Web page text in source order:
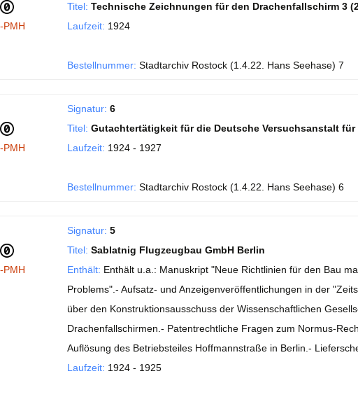
PMH
Titel: Technische Zeichnungen für den Drachenfallschirm 3
Laufzeit: 1924
Bestellnummer: Stadtarchiv Rostock (1.4.22. Hans Seehase) 7
PMH
Signatur: 6
Titel: Gutachtertätigkeit für die Deutsche Versuchsanstalt
Laufzeit: 1924 - 1927
Bestellnummer: Stadtarchiv Rostock (1.4.22. Hans Seehase) 6
PMH
Signatur: 5
Titel: Sablatnig Flugzeugbau GmbH Berlin
Enthält: Enthält u.a.: Manuskript "Neue Richtlinien für den Bau
Problems".- Aufsatz- und Anzeigenveröffentlichungen in der
über den Konstruktionsausschuss der Wissenschaftlichen
Drachenfallschirmen.- Patentrechtliche Fragen zum Normus-
Auflösung des Betriebsteiles Hoffmannstraße in Berlin.-
Laufzeit: 1924 - 1925